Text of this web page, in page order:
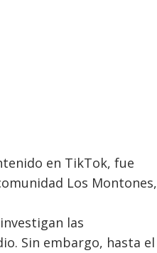
en TikTok, fue
Los Montones,
las
Sin embargo, hasta el